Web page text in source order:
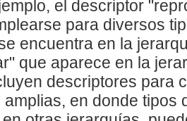
el descriptor
para diversos
encuentra en la
que aparece en la
descriptores para
en donde tipos